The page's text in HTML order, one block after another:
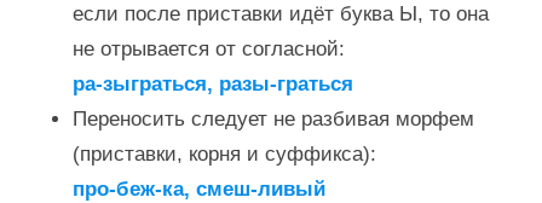
если после приставки идёт буква Ы, то она
не отрывается от согласной:
ра-зыграться, разы-граться
Переносить следует не разбивая морфем
(приставки, корня и суффикса):
про-беж-ка, смеш-ливый